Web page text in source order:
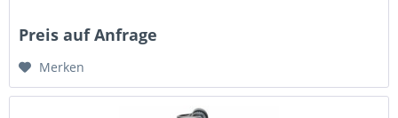
Preis auf Anfrage
Merken